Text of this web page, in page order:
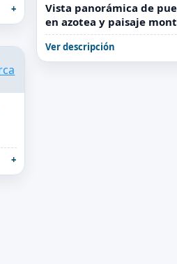
Vista panorámica de
en azotea y paisaje
Ver descripción